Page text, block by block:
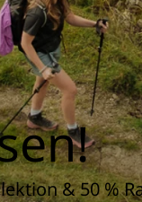
& 50 %